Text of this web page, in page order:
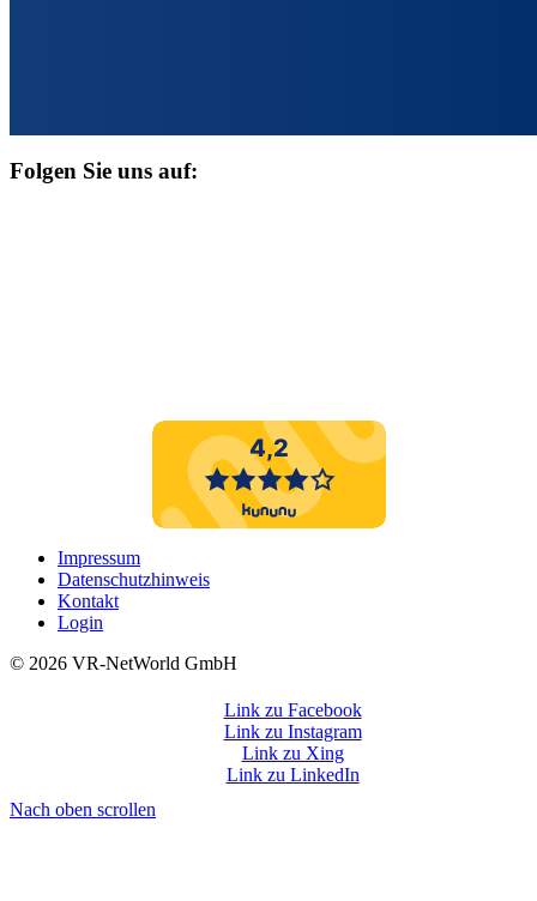
Folgen Sie uns auf:
Impressum
Datenschutzhinweis
Kontakt
Login
©️ 2026 VR-NetWorld GmbH
Link zu Facebook
Link zu Instagram
Link zu Xing
Link zu LinkedIn
Nach oben scrollen